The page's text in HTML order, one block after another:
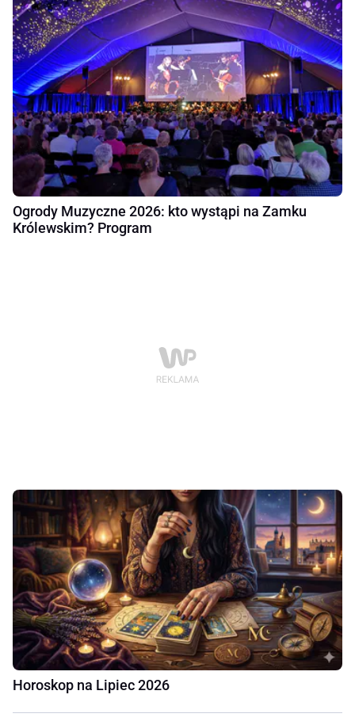
Ogrody Muzyczne 2026: kto wystąpi na Zamku
Królewskim? Program
Horoskop na Lipiec 2026